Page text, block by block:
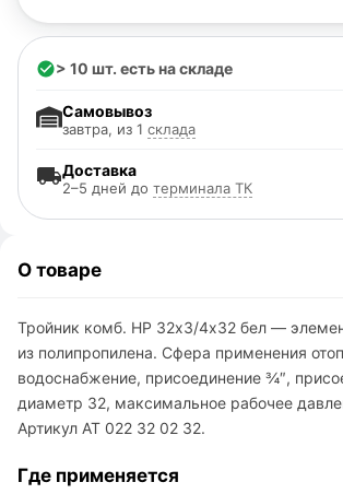
> 10 шт. есть на складе
Доставка
2–5 дней до терминала ТК
Самовывоз
завтра, из 1 склада
О товаре
Тройник комб. НР 32х3/4х32 бел —
из полипропилена. Сфера применения
водоснабжение, присоединение ¾″,
диаметр 32, максимальное рабочее
Артикул AT 022 32 02 32.
Где применяется